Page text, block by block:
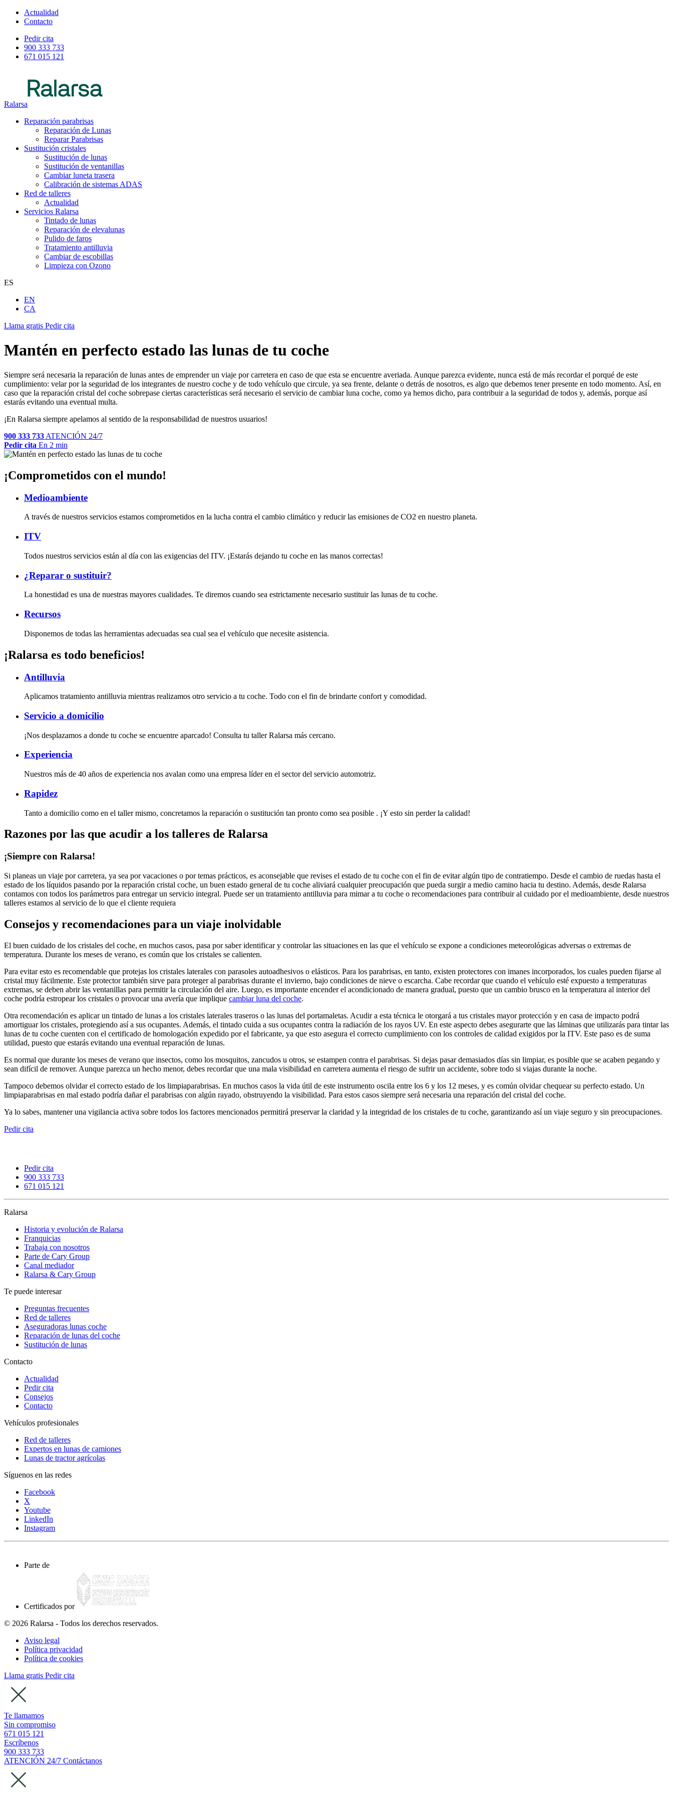
Actualidad
Contacto
Pedir cita
900 333 733
671 015 121
Ralarsa
Reparación parabrisas
Reparación de Lunas
Reparar Parabrisas
Sustitución cristales
Sustitución de lunas
Sustitución de ventanillas
Cambiar luneta trasera
Calibración de sistemas ADAS
Red de talleres
Actualidad
Servicios Ralarsa
Tintado de lunas
Reparación de elevalunas
Pulido de faros
Tratamiento antilluvia
Cambiar de escobillas
Limpieza con Ozono
ES
EN
CA
Llama gratis Pedir cita
Mantén en perfecto estado las lunas de tu coche
Siempre será necesaria la reparación de lunas antes de emprender un viaje por carretera en caso de que esta se encuentre averiada. Aunque parezca evidente, nunca está de más recordar el porqué de este
cumplimiento: velar por la seguridad de los integrantes de nuestro coche y de todo vehículo que circule, ya sea frente, delante o detrás de nosotros, es algo que debemos tener presente en todo momento. Así, en
caso que la reparación cristal del coche sobrepase ciertas características será necesario el servicio de cambiar luna coche, como ya hemos dicho, para contribuir a la seguridad de todos y, además, porque así
estarás evitando una eventual multa.
¡En Ralarsa siempre apelamos al sentido de la responsabilidad de nuestros usuarios!
900 333 733 ATENCIÓN 24/7
Pedir cita En 2 min
¡Comprometidos con el mundo!
Medioambiente
A través de nuestros servicios estamos comprometidos en la lucha contra el cambio climático y reducir las emisiones de CO2 en nuestro planeta.
ITV
Todos nuestros servicios están al día con las exigencias del ITV. ¡Estarás dejando tu coche en las manos correctas!
¿Reparar o sustituir?
La honestidad es una de nuestras mayores cualidades. Te diremos cuando sea estrictamente necesario sustituir las lunas de tu coche.
Recursos
Disponemos de todas las herramientas adecuadas sea cual sea el vehículo que necesite asistencia.
¡Ralarsa es todo beneficios!
Antilluvia
Aplicamos tratamiento antilluvia mientras realizamos otro servicio a tu coche. Todo con el fin de brindarte confort y comodidad.
Servicio a domicilio
¡Nos desplazamos a donde tu coche se encuentre aparcado! Consulta tu taller Ralarsa más cercano.
Experiencia
Nuestros más de 40 años de experiencia nos avalan como una empresa líder en el sector del servicio automotriz.
Rapidez
Tanto a domicilio como en el taller mismo, concretamos la reparación o sustitución tan pronto como sea posible . ¡Y esto sin perder la calidad!
Razones por las que acudir a los talleres de Ralarsa
¡Siempre con Ralarsa!
Si planeas un viaje por carretera, ya sea por vacaciones o por temas prácticos, es aconsejable que revises el estado de tu coche con el fin de evitar algún tipo de contratiempo. Desde el cambio de ruedas hasta el
estado de los líquidos pasando por la reparación cristal coche, un buen estado general de tu coche aliviará cualquier preocupación que pueda surgir a medio camino hacia tu destino. Además, desde Ralarsa
contamos con todos los parámetros para entregar un servicio integral. Puede ser un tratamiento antilluvia para mimar a tu coche o recomendaciones para contribuir al cuidado por el medioambiente, desde nuestros
talleres estamos al servicio de lo que el cliente requiera
Consejos y recomendaciones para un viaje inolvidable
El buen cuidado de los cristales del coche, en muchos casos, pasa por saber identificar y controlar las situaciones en las que el vehículo se expone a condiciones meteorológicas adversas o extremas de
temperatura. Durante los meses de verano, es común que los cristales se calienten.
Para evitar esto es recomendable que protejas los cristales laterales con parasoles autoadhesivos o elásticos. Para los parabrisas, en tanto, existen protectores con imanes incorporados, los cuales pueden fijarse al
cristal muy fácilmente. Este protector también sirve para proteger al parabrisas durante el invierno, bajo condiciones de nieve o escarcha. Cabe recordar que cuando el vehículo esté expuesto a temperaturas
extremas, se deben abrir las ventanillas para permitir la circulación del aire. Luego, es importante encender el acondicionado de manera gradual, puesto que un cambio brusco en la temperatura al interior del
coche podría estropear los cristales o provocar una avería que implique cambiar luna del coche.
Otra recomendación es aplicar un tintado de lunas a los cristales laterales traseros o las lunas del portamaletas. Acudir a esta técnica le otorgará a tus cristales mayor protección y en casa de impacto podrá
amortiguar los cristales, protegiendo así a sus ocupantes. Además, el tintado cuida a sus ocupantes contra la radiación de los rayos UV. En este aspecto debes asegurarte que las láminas que utilizarás para tintar las
lunas de tu coche cuenten con el certificado de homologación expedido por el fabricante, ya que esto asegura el correcto cumplimiento con los controles de calidad exigidos por la ITV. Este paso es de suma
utilidad, puesto que estarás evitando una eventual reparación de lunas.
Es normal que durante los meses de verano que insectos, como los mosquitos, zancudos u otros, se estampen contra el parabrisas. Si dejas pasar demasiados días sin limpiar, es posible que se acaben pegando y
sean difícil de remover. Aunque parezca un hecho menor, debes recordar que una mala visibilidad en carretera aumenta el riesgo de sufrir un accidente, sobre todo si viajas durante la noche.
Tampoco debemos olvidar el correcto estado de los limpiaparabrisas. En muchos casos la vida útil de este instrumento oscila entre los 6 y los 12 meses, y es común olvidar chequear su perfecto estado. Un
limpiaparabrisas en mal estado podría dañar el parabrisas con algún rayado, obstruyendo la visibilidad. Para estos casos siempre será necesaria una reparación del cristal del coche.
Ya lo sabes, mantener una vigilancia activa sobre todos los factores mencionados permitirá preservar la claridad y la integridad de los cristales de tu coche, garantizando así un viaje seguro y sin preocupaciones.
Pedir cita
Pedir cita
900 333 733
671 015 121
Ralarsa
Historia y evolución de Ralarsa
Franquicias
Trabaja con nosotros
Parte de Cary Group
Canal mediador
Ralarsa & Cary Group
Te puede interesar
Preguntas frecuentes
Red de talleres
Aseguradoras lunas coche
Reparación de lunas del coche
Sustitución de lunas
Contacto
Actualidad
Pedir cita
Consejos
Contacto
Vehículos profesionales
Red de talleres
Expertos en lunas de camiones
Lunas de tractor agrícolas
Síguenos en las redes
Facebook
X
Youtube
LinkedIn
Instagram
Parte de
Certificados por
© 2026 Ralarsa - Todos los derechos reservados.
Aviso legal
Política privacidad
Política de cookies
Llama gratis Pedir cita
Te llamamos
Sin compromiso
671 015 121
Escríbenos
900 333 733
ATENCIÓN 24/7 Contáctanos